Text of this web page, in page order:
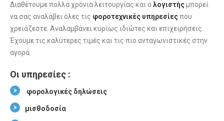
Διαθέτουμε πολλά χρόνια λειτουργίας και ο λογιστήςμπορεί
να σας αναλάβει όλες τις φοροτεχνικές υπηρεσίεςπου
χρειάζεστε. Αναλαμβάνει κυρίως ιδιώτες και επιχειρήσεις.
Έχουμε τις καλύτερες τιμές και τις πιο ανταγωνιστικές στην
αγορά.
Οι υπηρεσίες :
φορολογικές δηλώσεις
μισθοδοσία